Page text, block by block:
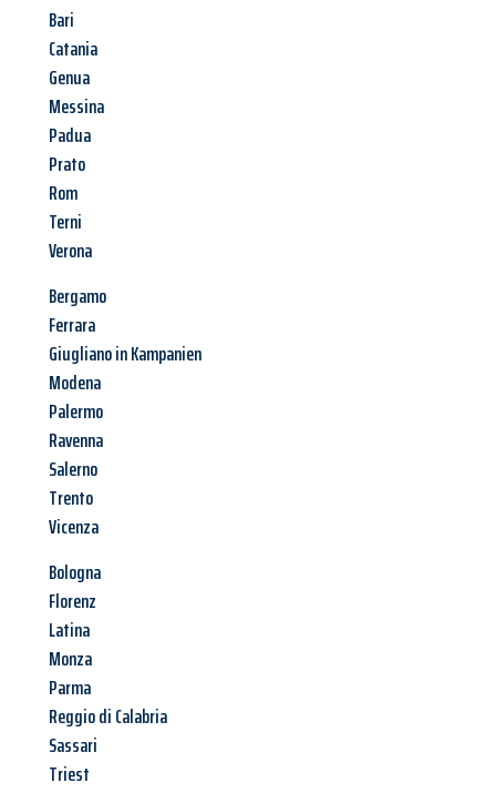
Bari
Catania
Genua
Messina
Padua
Prato
Rom
Terni
Verona
Bergamo
Ferrara
Giugliano in Kampanien
Modena
Palermo
Ravenna
Salerno
Trento
Vicenza
Bologna
Florenz
Latina
Monza
Parma
Reggio di Calabria
Sassari
Triest